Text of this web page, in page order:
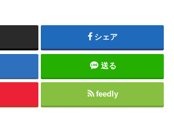
シェア
送る
feedly